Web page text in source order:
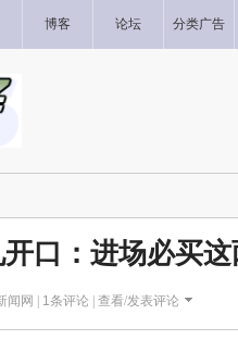
博客 论坛 分类广告
开口：进场必买
闻网 | 1条评论 | 查看/发表评论